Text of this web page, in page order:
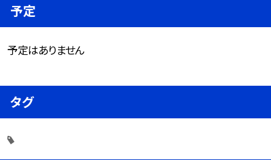
予定
予定はありません
タグ